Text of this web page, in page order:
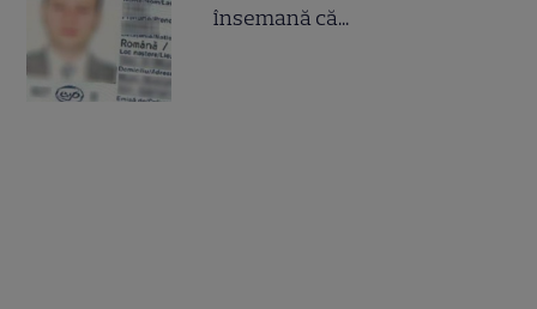
însemană că...